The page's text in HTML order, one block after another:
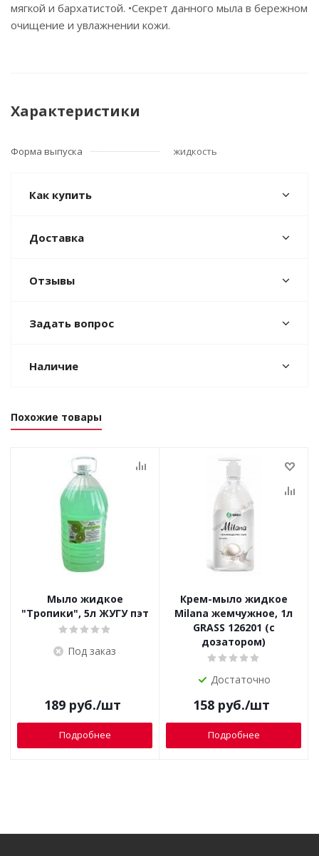
мягкой и бархатистой. •Секрет данного мыла в бережном
очищение и увлажнении кожи.
Характеристики
Форма выпуска жидкость
Как купить
Доставка
Отзывы
Задать вопрос
Наличие
Похожие товары
Мыло жидкое
"Тропики", 5л ЖУГУ пэт
Под заказ
189руб./шт
Подробнее
Крем-мыло жидкое
Milana жемчужное, 1л
GRASS 126201 (с
дозатором)
Достаточно
158руб./шт
Подробнее